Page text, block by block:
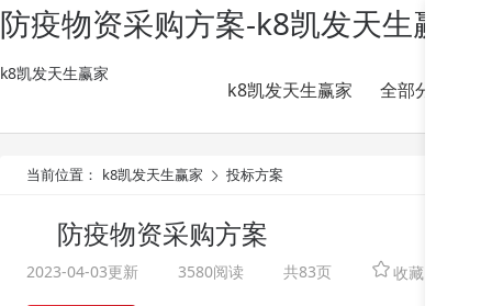
防疫物资采购方案-k8凯发天生赢家
k8凯发天生赢家
k8凯发天生赢家 全部分类
当前位置： k8凯发天生赢家 投标方案
防疫物资采购方案
2023-04-03更新 3580阅读 共83页 收藏